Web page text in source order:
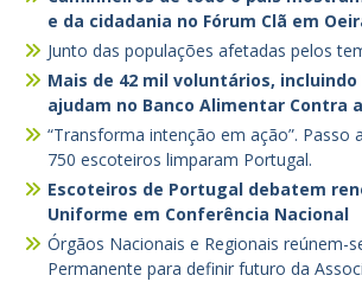
e da cidadania no Fórum Clã em
Junto das populações afetadas pelos
Mais de 42 mil voluntários, incluindo
ajudam no Banco Alimentar Contra
“Transforma intenção em ação”. Passo
750 escoteiros limparam Portugal.
Escoteiros de Portugal debatem
Uniforme em Conferência Nacional
Órgãos Nacionais e Regionais reúnem-
Permanente para definir futuro da